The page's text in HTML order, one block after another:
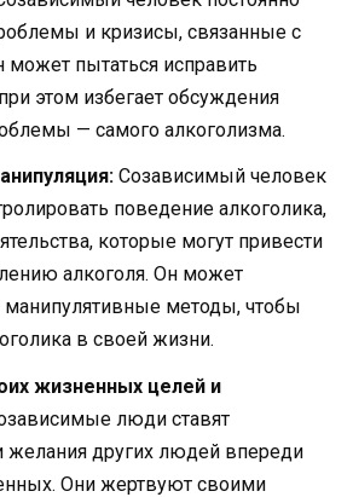
и кризисы, связанные с
может пытаться исправить
этом избегает обсуждения
— самого алкоголизма.
Созависимый человек
поведение алкоголика,
которые могут привести
алкоголя. Он может
манипулятивные методы, чтобы
в своей жизни.
жизненных целей и
люди ставят
желания других людей впереди
Они жертвуют своими